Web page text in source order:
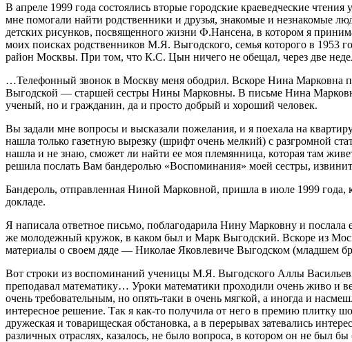
В апреле 1999 года состоялись вторые городские краеведческие
мне помогали найти родственники и друзья, знакомые и незнакомые
детских рисунков, посвященного жизни Ф.Нансена, в котором я
моих поисках родственников М.Я. Выгодского, семья которого в 1953
район Москвы. При том, что К.С. Цын ничего не обещал, через две
…Телефонный звонок в Москву меня ободрил. Вскоре Нина Марковна
Выгодской — старшей сестры Нины Марковны. В письме Нина
ученый, но и гражданин, да и просто добрый и хороший человек.
Вы задали мне вопросы и высказали пожелания, и я поехала на
нашла только газетную вырезку (шрифт очень мелкий) с разгромной
нашла и не знаю, сможет ли найти ее моя племянница, которая там
решила послать Вам бандеролью «Воспоминания» моей сестры,
Бандероль, отправленная Ниной Марковной, пришла в июле 1999 года,
докладе.
Я написала ответное письмо, поблагодарила Нину Марковну и
же молодежный кружок, в каком был и Марк Выгодский. Вскоре из
материалы о своем дяде — Николае Яковлевиче Выгодском (младшем
Вот строки из воспоминаний ученицы М.Я. Выгодского Аллы
преподавал математику… Уроки математики проходили очень живо и
очень требовательным, но опять-таки в очень мягкой, а иногда и
интересное решение. Так я как-то получила от него в премию плитку
дружеская и товарищеская обстановка, а в перерывах затевались
различных отраслях, казалось, не было вопроса, в котором он не был